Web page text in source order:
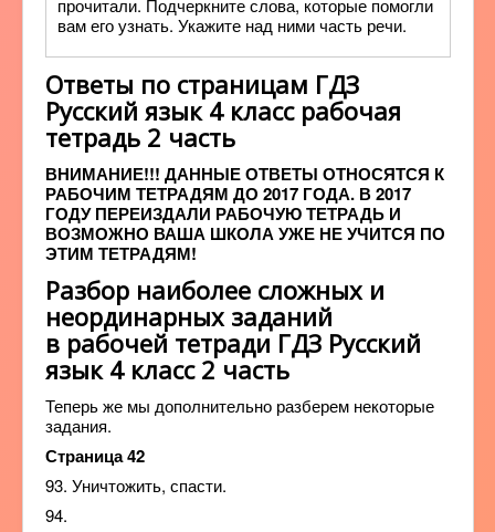
прочитали. Подчеркните слова, которые помогли
вам его узнать. Укажите над ними часть речи.
Ответы по страницам ГДЗ
Русский язык 4 класс рабочая
тетрадь 2 часть
ВНИМАНИЕ!!! ДАННЫЕ ОТВЕТЫ ОТНОСЯТСЯ К
РАБОЧИМ ТЕТРАДЯМ ДО 2017 ГОДА. В 2017
ГОДУ ПЕРЕИЗДАЛИ РАБОЧУЮ ТЕТРАДЬ И
ВОЗМОЖНО ВАША ШКОЛА УЖЕ НЕ УЧИТСЯ ПО
ЭТИМ ТЕТРАДЯМ!
Разбор наиболее сложных и
неординарных заданий
в рабочей тетради ГДЗ Русский
язык 4 класс 2 часть
Теперь же мы дополнительно разберем некоторые
задания.
Страница 42
93. Уничтожить, спасти.
94.